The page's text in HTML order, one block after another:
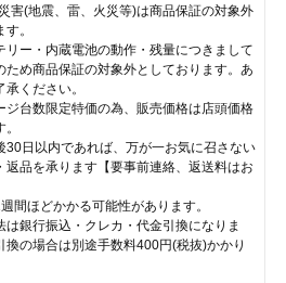
害(地震、雷、火災等)は商品保証の対象外
。
ー・内蔵電池の動作・残量につきまして
ため商品保証の対象外としております。あ
承ください。
台数限定特価の為、販売価格は店頭価格
日以内であれば、万が一お気に召さない
返品を承ります【要事前連絡、返送料はお
間ほどかかる可能性があります。
銀行振込・クレカ・代金引換になりま
換の場合は別途手数料400円(税抜)かかり